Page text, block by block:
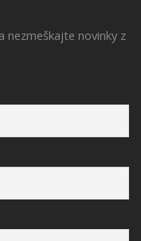
nezmeškajte novinky z